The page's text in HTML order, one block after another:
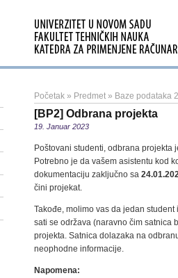
Početak » Predmet » Baze podataka 2
[BP2] Odbrana projekta
19. Januar 2023
Poštovani studenti, odbrana projekta
Potrebno je da vašem asistentu kod
dokumentaciju zaključno sa
čini projekat.
Takođe, molimo vas da jedan
sati se održava (naravno čim satnica
projekta. Satnica dolazaka na
neophodne informacije.
Napomena: